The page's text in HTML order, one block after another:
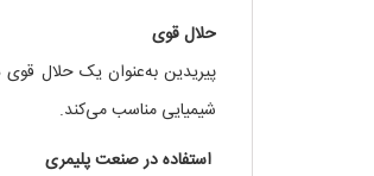
حلال قوی
پیریدین به‌عنوان یک حلال
شیمیایی مناسب می‌کند.
استفاده در صنعت پلیمری